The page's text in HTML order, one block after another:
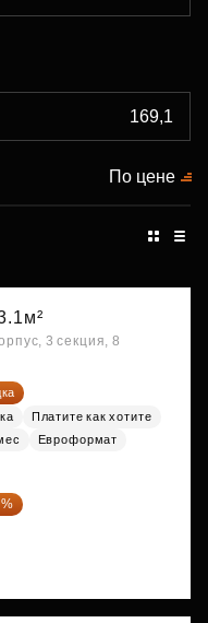
По цене
3 секция, 8
Платите как хотите
Евроформат